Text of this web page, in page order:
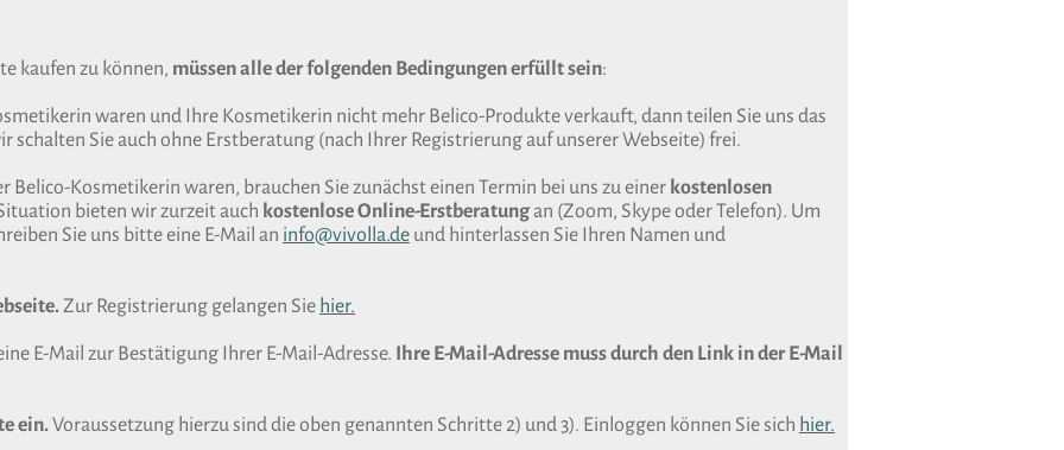
kaufen zu können, müssen alle der folgenden Bedingungen erfüllt sein:
waren und Ihre Kosmetikerin nicht mehr Belico-Produkte verkauft, dann teilen Sie uns das
schalten Sie auch ohne Erstberatung (nach Ihrer Registrierung auf unserer Webseite) frei.
Belico-Kosmetikerin waren, brauchen Sie zunächst einen Termin bei uns zu einerkostenlosen
bieten wir zurzeit auch kostenlose Online-Erstberatungan (Zoom, Skype oder Telefon). Um
Sie uns bitte eine E-Mail an info@vivolla.deund hinterlassen Sie Ihren Namen und
Zur Registrierung gelangen Siehier.
E-Mail zur Bestätigung Ihrer E-Mail-Adresse. Ihre E-Mail-Adresse muss durch den Link in der E-Mail
ein.Voraussetzung hierzu sind die oben genannten Schritte 2) und 3). Einloggen können Sie sich hier.